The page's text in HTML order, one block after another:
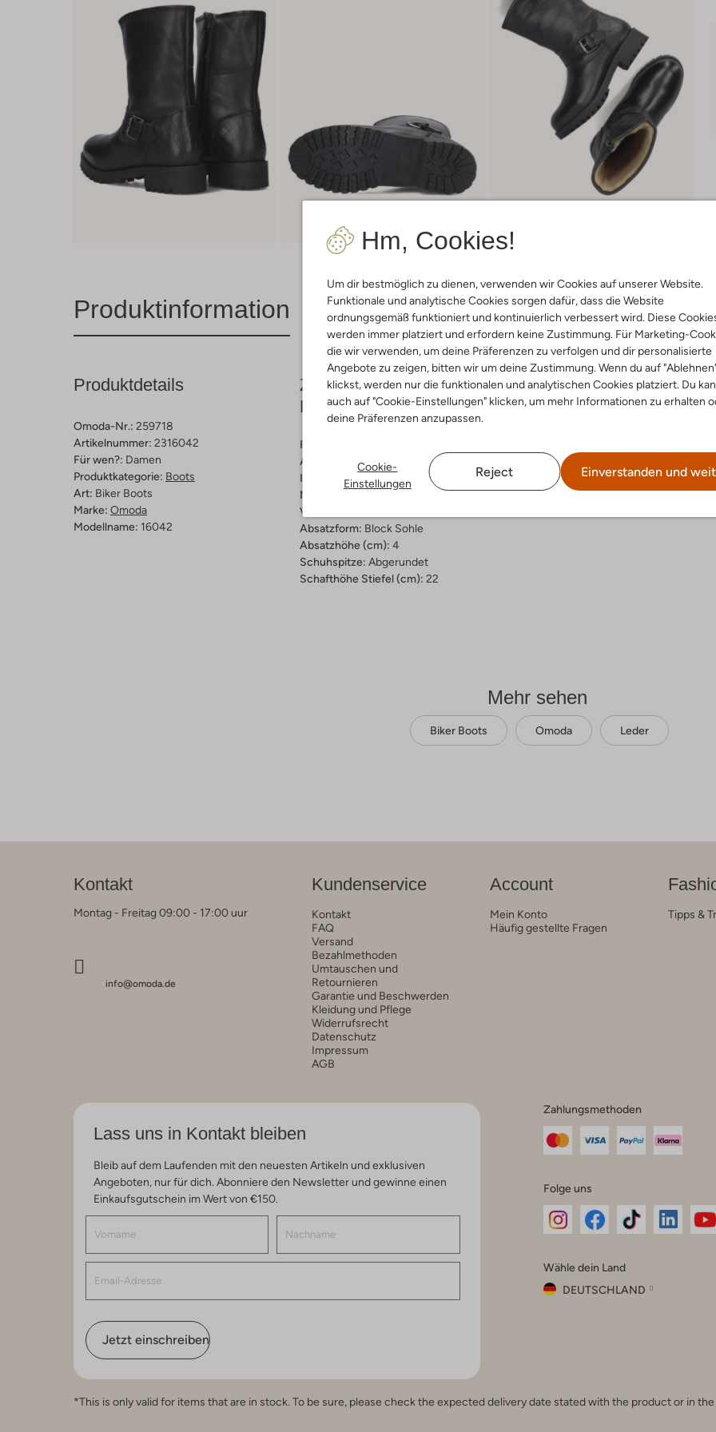
Hm, Cookies!
Um dir bestmöglich zu dienen, verwenden wir Cookies auf unserer Website.
Funktionale und analytische Cookies sorgen dafür, dass die Website
ordnungsgemäß funktioniert und kontinuierlich verbessert wird. Diese
werden immer platziert und erfordern keine Zustimmung. Für Marketing-
die wir verwenden, um deine Präferenzen zu verfolgen und dir personalisierte
Angebote zu zeigen, bitten wir um deine Zustimmung. Wenn du auf
klickst, werden nur die funktionalen und analytischen Cookies platziert. Du
auch auf "Cookie-Einstellungen" klicken, um mehr Informationen zu erhalten
deine Präferenzen anzupassen.
Cookie-
Einstellungen
Reject Einverstanden und
Produktinformation Lieferung & Rückgabe
Produktdetails
Omoda-Nr.: 259718
Artikelnummer: 2316042
Für wen?: Damen
Produktkategorie: Boots
Art: Biker Boots
Marke: Omoda
Modellname: 16042
Zusammensetzung &
Passform
Farbe :
Außenmaterial:
Leder
Innenmaterial:
Stoff/textil, Leder
Material Sohle:
Verschluss:
Absatzform: Block Sohle
Absatzhöhe (cm): 4
Schuhspitze: Abgerundet
Schafthöhe Stiefel (cm): 22
Mehr sehen
Biker Boots Omoda Leder
Kontakt
Montag - Freitag 09:00 - 17:00 uur
info@omoda.de
Kundenservice
Kontakt
FAQ
Versand
Bezahlmethoden
Umtauschen und
Retournieren
Garantie und Beschwerden
Kleidung und Pflege
Widerrufsrecht
Datenschutz
Impressum
AGB
Account
Mein Konto
Häufig gestellte Fragen
Tipps &
Lass uns in Kontakt bleiben
Bleib auf dem Laufenden mit den neuesten Artikeln und exklusiven
Angeboten, nur für dich. Abonniere den Newsletter und gewinne einen
Einkaufsgutschein im Wert von €150.
Jetzt einschreiben
Zahlungsmethoden
Folge uns
Instagram
Facebook
TikTok
Wähle dein Land
DEUTSCHLAND
Belgique
*This is only valid for items that are in stock. To be sure, please check the expected delivery date stated with the product or in